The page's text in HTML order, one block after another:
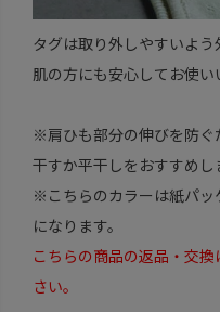
タグは取り外しやすいよ
肌の方にも安心してお使い
※肩ひも部分の伸びを防ぐ
干すか平干しをおすすめし
※こちらのカラーは紙パッ
になります。
こちらの商品の返品・交
さい。